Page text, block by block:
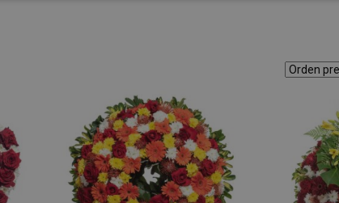
usan el sitio web, por ejemplo. cookies analíticas Esas cookies no se pueden
Este nombre de cookie está asociado con Google Universal Analytics, que es
una actualización significativa del servicio de análisis de Google más utilizado.
Esta cookie se utiliza para distinguir usuarios únicos asignando un número
generado aleatoriamente como identificador de cliente. Se incluye en cada
solicitud de página de un sitio y se utiliza para calcular los datos de visitantes,
sesiones y campañas para los informes de análisis de sitios. De forma
predeterminada, caduca después de 2 años, aunque los propietarios de sitios
web pueden personalizarlo.